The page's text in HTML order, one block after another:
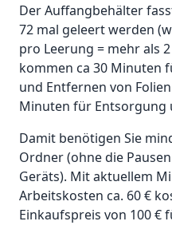
Der Auffangbehälter
72 mal geleert werden
pro Leerung = mehr als
kommen ca 30 Minuten
und Entfernen von
Minuten für Entsorgung
Damit benötigen Sie
Ordner (ohne die
Geräts). Mit aktuellem
Arbeitskosten ca. 60 €
Einkaufspreis von 100 €